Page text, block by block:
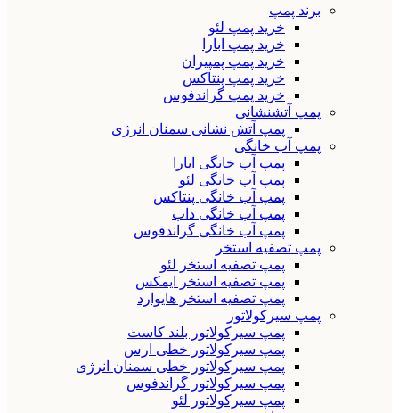
برند پمپ
خرید پمپ لئو
خرید پمپ ابارا
خرید پمپ پمپیران
خرید پمپ پنتاکس
خرید پمپ گراندفوس
پمپ آتشنشانی
پمپ آتش نشانی سمنان انرژی
پمپ آب خانگی
پمپ آب خانگی ابارا
پمپ آب خانگی لئو
پمپ آب خانگی پنتاکس
پمپ آب خانگی داب
پمپ آب خانگی گراندفوس
پمپ تصفیه استخر
پمپ تصفیه استخر لئو
پمپ تصفیه استخر ایمکس
پمپ تصفیه استخر هایوارد
پمپ سیرکولاتور
پمپ سیرکولاتور بلند کاست
پمپ سیرکولاتور خطی ارس
پمپ سیرکولاتور خطی سمنان انرژی
پمپ سیرکولاتور گراندفوس
پمپ سیرکولاتور لئو